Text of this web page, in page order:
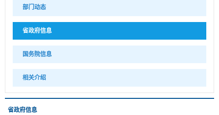
部门动态
省政府信息
国务院信息
相关介绍
省政府信息